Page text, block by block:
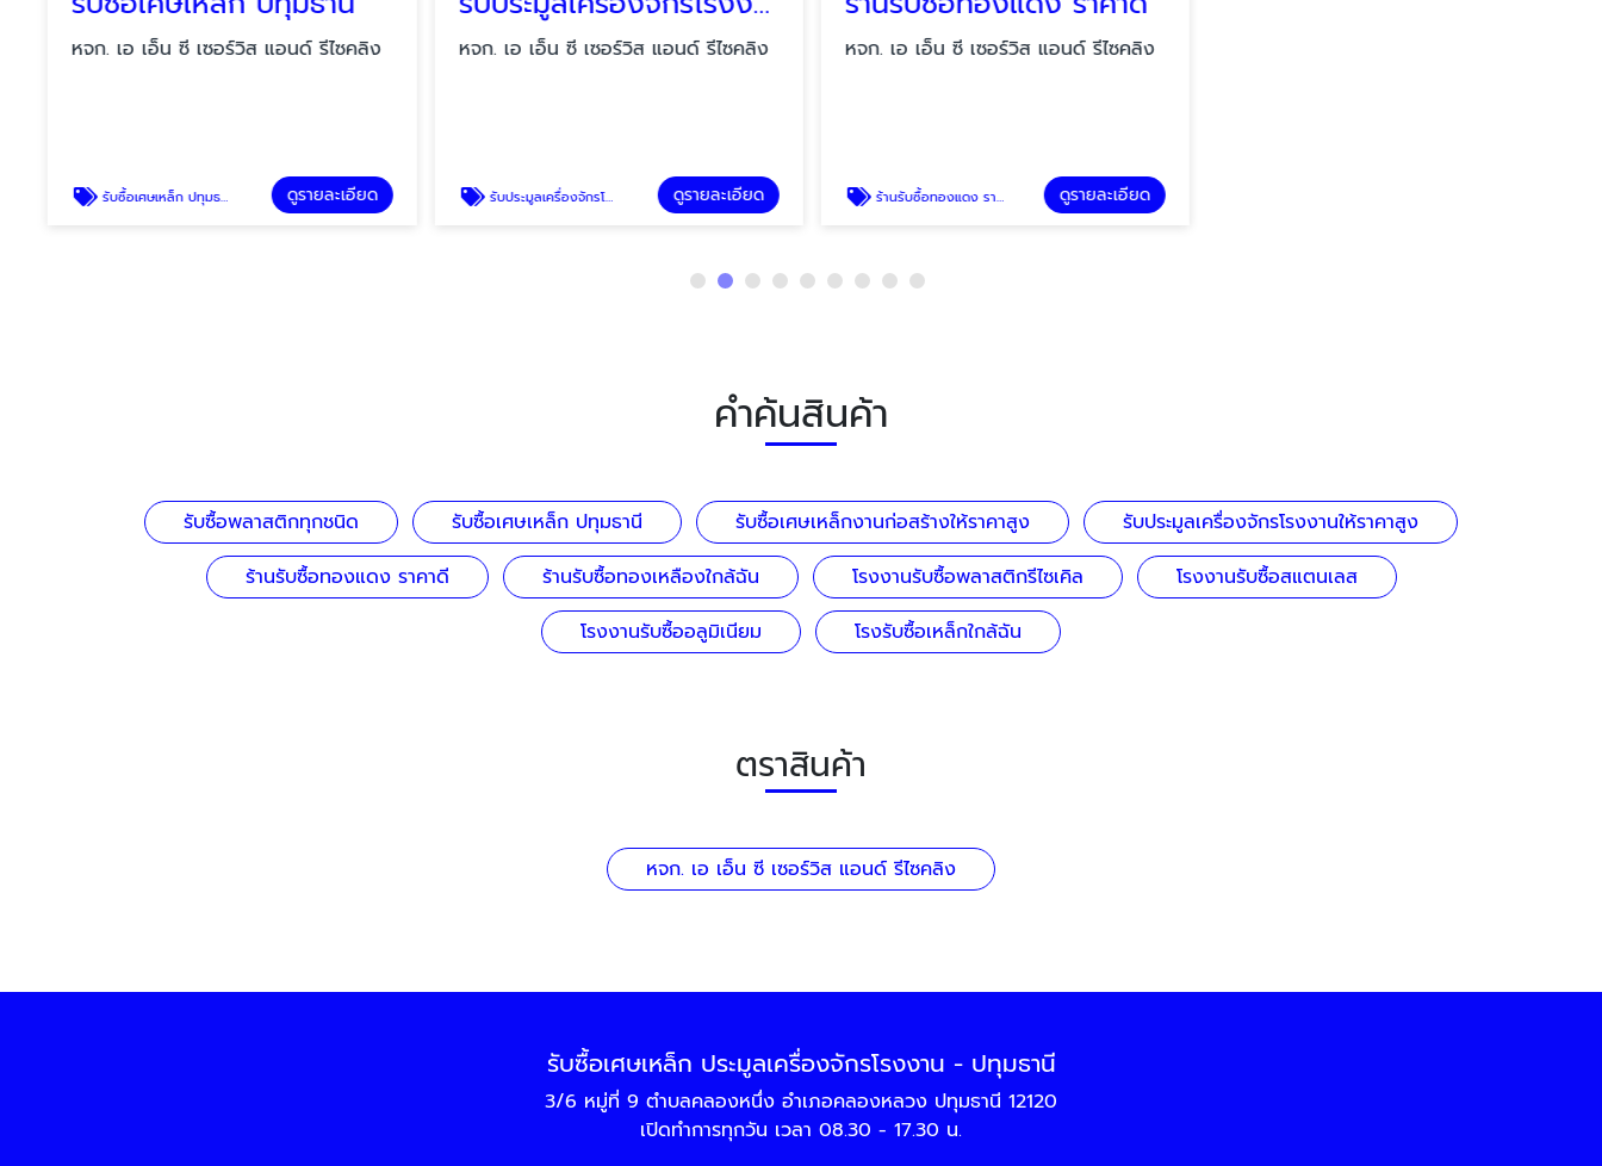
หจก. เอ เอ็น ซี เซอร์วิส แอนด์ รีไซคลิง
รับซื้อเศษเหล็ก ปทุมธานี ดูรายละเอียด
หจก. เอ เอ็น ซี เซอร์วิส แอนด์ รีไซคลิง
รับประมูลเครื่องจักรโรงงานให้ราคาสูง ดูรายละเอียด
หจก. เอ เอ็น ซี เซอร์วิส แอนด์ รีไซคลิง
ร้านรับซื้อทองแดง ราคาดี ดูรายละเอียด
คำค้นสินค้า
รับซื้อพลาสติกทุกชนิด รับซื้อเศษเหล็ก ปทุมธานี รับซื้อเศษเหล็กงานก่อสร้างให้ราคาสูง
รับประมูลเครื่องจักรโรงงานให้ราคาสูง
ร้านรับซื้อทองแดง ราคาดี
ร้านรับซื้อทองเหลืองใกล้ฉัน โรงงานรับซื้อพลาสติกรีไซเคิล
โรงงานรับซื้อสแตนเลส
โรงงานรับซื้ออลูมิเนียม
โรงรับซื้อเหล็กใกล้ฉัน
ตราสินค้า
หจก. เอ เอ็น ซี เซอร์วิส แอนด์ รีไซคลิง
รับซื้อเศษเหล็ก ประมูลเครื่องจักรโรงงาน - ปทุมธานี
3/6 หมู่ที่ 9 ตำบลคลองหนึ่ง อำเภอคลองหลวง ปทุมธานี 12120
เปิดทำการทุกวัน เวลา 08.30 - 17.30 น.